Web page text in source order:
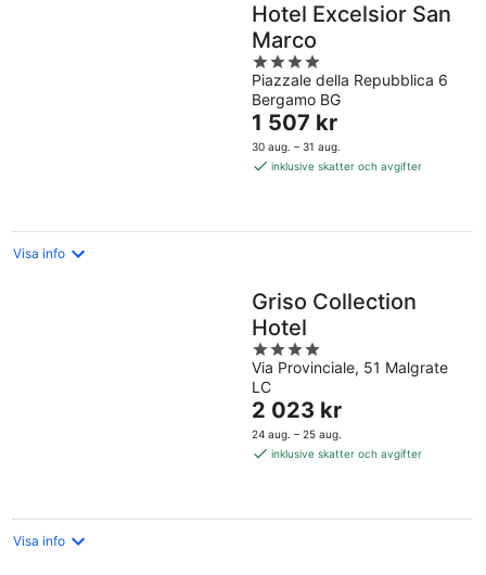
Hotel Excelsior San
Marco
4
out
of
5
Piazzale della Repubblica 6
Bergamo BG
Priset
är
1 507 kr
1 507 kr
30 aug. – 31 aug.
inklusive skatter och avgifter
Visa info
Griso Collection
Hotel
4
out
of
5
Via Provinciale, 51 Malgrate
LC
Priset
är
2 023 kr
2 023 kr
24 aug. – 25 aug.
inklusive skatter och avgifter
Visa info